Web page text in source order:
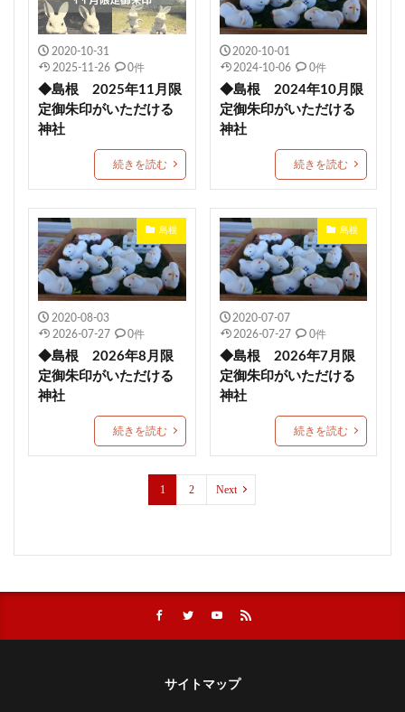
富士山東口本宮 冨士浅間神社 紀元節限定御朱印
諸願成就 端午の節句限定御朱印
津軽赤倉山神社 子安稲荷神社 秈荷神社
丸子浅間神社 田間神社 梨木神社 元三島神社
隠津島神社 手稲神社
西成 生根神社 群馬県護国神社 和歌山縣護國神社
水無瀬神宮 速谷神社 茅の輪御朱印 戸澤神社
浄化 再起復活 土佐神社 観音寺市 埼玉
ペット祈願 資格合格 豊満神社 大分
普天満宮 廿日市天満宮 小平潟天満宮
武田神社 芳賀天満宮 日本三大天神 龍馬神社
絶景 縣主神社
結和の御朱印帳 岡田宮 差出磯大嶽山神社
今宮戎神社 千光寺ロープウェイ
石都々古和気神社 下田市 小祝神社
藤島神社 梛神社 ブレスレット
節分限定御朱印
井伊谷宮 金蛇水神社 下神明天祖神社
神峰神社 天皇誕生日限定御朱印
2020-10-31
2025-11-26
0件
◆島根 2025年11月限
定御朱印がいただける
神社
続きを読む
2020-10-01
2024-10-06
0件
◆島根 2024年10月限
定御朱印がいただける
神社
続きを読む
島根
2020-08-03
2026-07-27
0件
◆島根 2026年8月限
定御朱印がいただける
神社
続きを読む
島根
2020-07-07
2026-07-27
0件
◆島根 2026年7月限
定御朱印がいただける
神社
続きを読む
1 2 Next
サイトマップ